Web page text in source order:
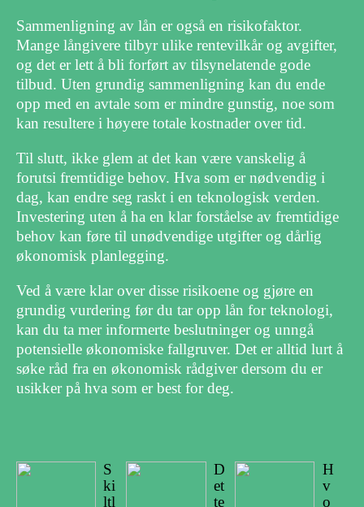
Sammenligning av lån er også en risikofaktor.
Mange långivere tilbyr ulike rentevilkår og avgifter,
og det er lett å bli forført av tilsynelatende gode
tilbud. Uten grundig sammenligning kan du ende
opp med en avtale som er mindre gunstig, noe som
kan resultere i høyere totale kostnader over tid.
Til slutt, ikke glem at det kan være vanskelig å
forutsi fremtidige behov. Hva som er nødvendig i
dag, kan endre seg raskt i en teknologisk verden.
Investering uten å ha en klar forståelse av fremtidige
behov kan føre til unødvendige utgifter og dårlig
økonomisk planlegging.
Ved å være klar over disse risikoene og gjøre en
grundig vurdering før du tar opp lån for teknologi,
kan du ta mer informerte beslutninger og unngå
potensielle økonomiske fallgruver. Det er alltid lurt å
søke råd fra en økonomisk rådgiver dersom du er
usikker på hva som er best for deg.
S
ki
ltl
D
et
te
H
v
o